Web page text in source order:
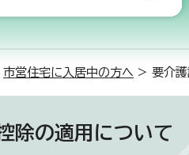
市営住宅に入居中の方へ > 要介護
除の適用について